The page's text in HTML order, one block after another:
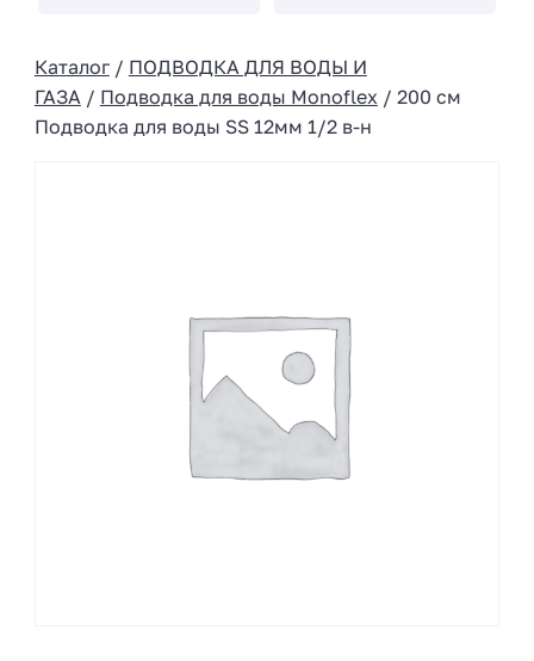
Каталог/ ПОДВОДКА ДЛЯ ВОДЫ И
ГАЗА / Подводка для воды Monoflex / 200 см
Подводка для воды SS 12мм 1/2 в-н